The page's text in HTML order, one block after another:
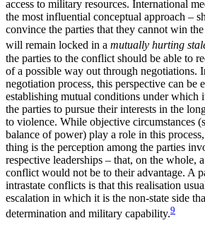
access to military resources. Inter­national
the most influential conceptual approach –
convince the parties that they cannot win
will remain locked in a mutually hurting
the parties to the conflict should be able to
of a possible way out through negotiations.
negotiation process, this perspective can be
establishing mutual conditions under which
the parties to pursue their inter­ests in the
to violence. While objective circumstances
balance of power) play a role in this
thing is the perception among the parties
respective leaderships – that, on the whole,
conflict would not be to their advantage. A
intra­state conflicts is that this realisation
escalation in which it is the non-state side
determination and military capability.9